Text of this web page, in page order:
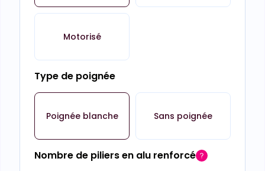
Motorisé
Type de poignée
Poignée blanche Sans poignée
Nombre de piliers en alu renforcé